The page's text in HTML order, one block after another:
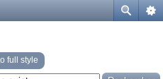
full style